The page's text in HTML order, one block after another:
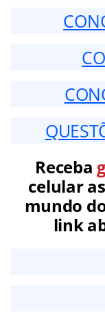
Receba
celular
mundo
link